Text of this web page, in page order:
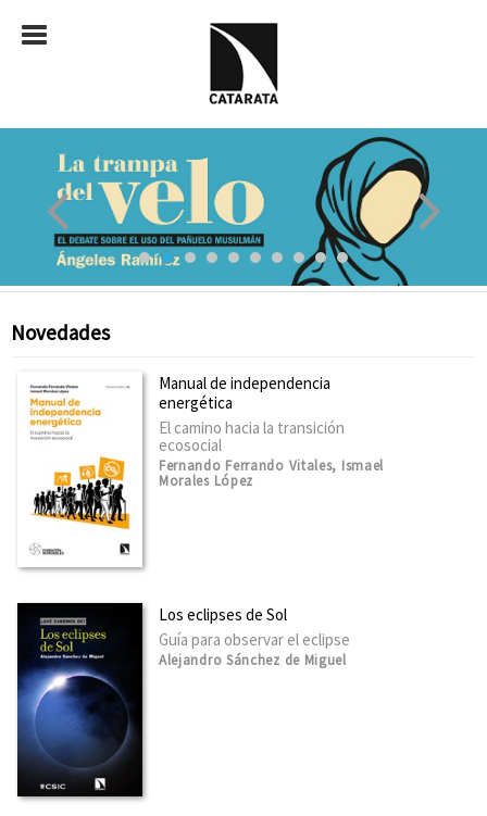
Novedades
Manual de independencia
energética
El camino hacia la transición
ecosocial
Fernando Ferrando Vitales, Ismael
Morales López
Los eclipses de Sol
Guía para observar el eclipse
Alejandro Sánchez de Miguel